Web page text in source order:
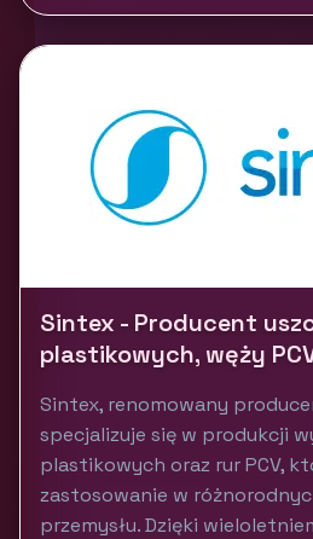
Sintex - Producent
plastikowych, węży
Sintex, renomowany
specjalizuje się w produkcji
plastikowych oraz rur PCV,
zastosowanie w
przemysłu. Dzięki